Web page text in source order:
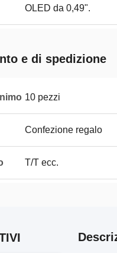
OLED da 0,49".
e di spedizione
10 pezzi
Confezione regalo
T/T ecc.